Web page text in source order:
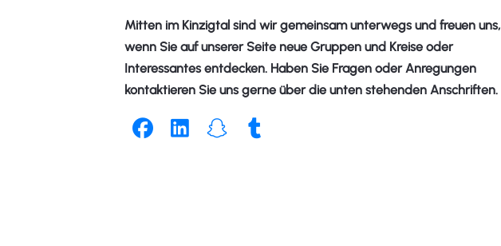
Mitten im Kinzigtal sind wir gemeinsam unterwegs und freuen uns,
wenn Sie auf unserer Seite neue Gruppen und Kreise oder
Interessantes entdecken. Haben Sie Fragen oder Anregungen
kontaktieren Sie uns gerne über die unten stehenden Anschriften.